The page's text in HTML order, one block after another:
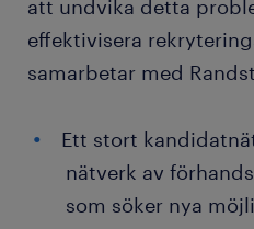
att undvika detta
effektivisera
samarbetar med
Ett stort
nätverk av
som söker nya